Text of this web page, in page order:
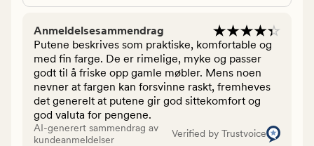
Anmeldelsesammendrag
Putene beskrives som praktiske, komfortable og
med fin farge. De er rimelige, myke og passer
godt til å friske opp gamle møbler. Mens noen
nevner at fargen kan forsvinne raskt, fremheves
det generelt at putene gir god sittekomfort og
god valuta for pengene.
AI-generert sammendrag av
kundeanmeldelser
Verified by Trustvoice